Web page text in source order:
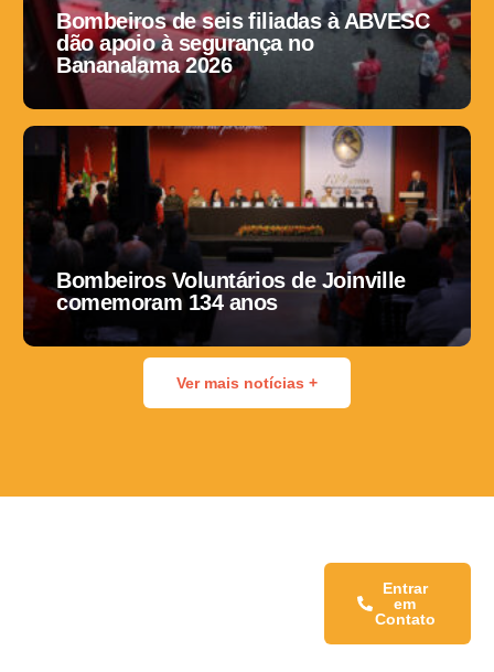
Bombeiros de seis filiadas à ABVESC
dão apoio à segurança no
Bananalama 2026
Bombeiros Voluntários de Joinville
comemoram 134 anos
Ver mais notícias +
Entrar
em
Contato